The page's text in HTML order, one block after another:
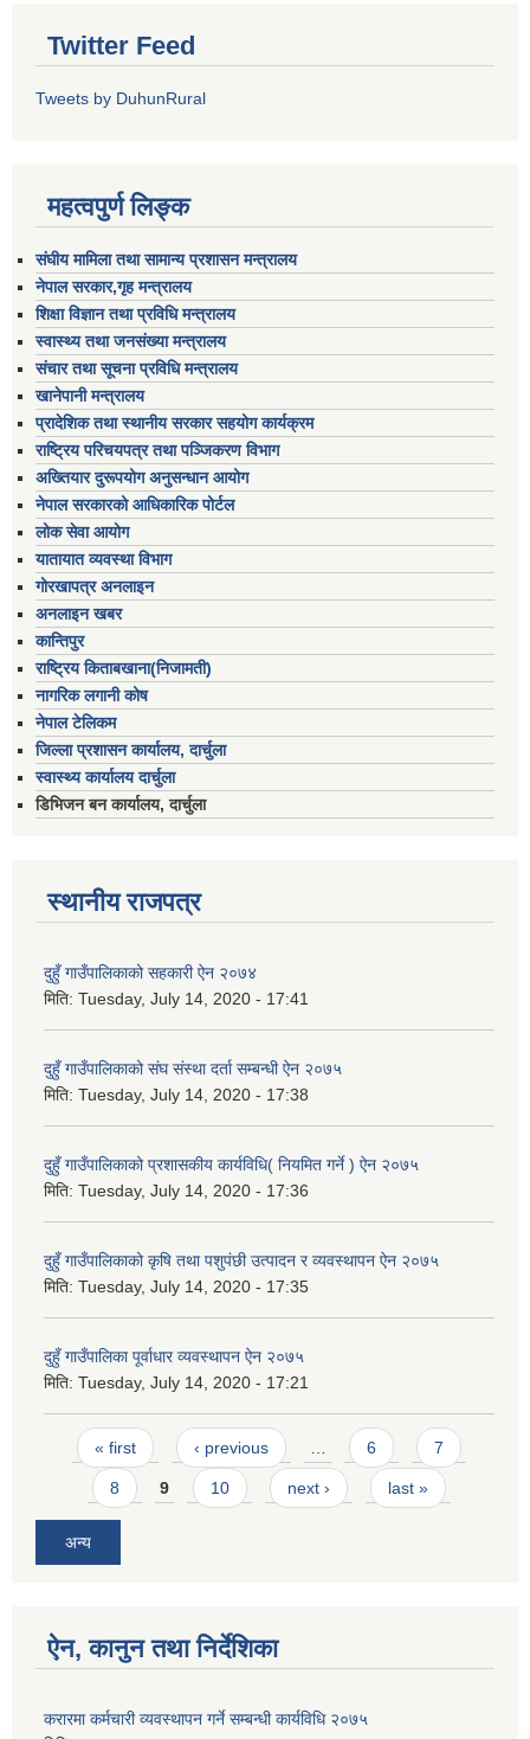
Twitter Feed
Tweets by DuhunRural
महत्वपुर्ण लिङ्क
संघीय मामिला तथा सामान्य प्रशासन मन्त्रालय
नेपाल सरकार,गृह मन्त्रालय
शिक्षा विज्ञान तथा प्रविधि मन्त्रालय
स्वास्थ्य तथा जनसंख्या मन्त्रालय
संचार तथा सूचना प्रविधि मन्त्रालय
खानेपानी मन्त्रालय
प्रादेशिक तथा स्थानीय सरकार सहयोग कार्यक्रम
राष्ट्रिय परिचयपत्र तथा पञ्जिकरण विभाग
अख्तियार दुरूपयोग अनुसन्धान आयोग
नेपाल सरकारको आधिकारिक पोर्टल
लोक सेवा आयोग
यातायात व्यवस्था विभाग
गोरखापत्र अनलाइन
अनलाइन खबर
कान्तिपुर
राष्ट्रिय किताबखाना(निजामती)
नागरिक लगानी कोष
नेपाल टेलिकम
जिल्ला प्रशासन कार्यालय, दार्चुला
स्वास्थ्य कार्यालय दार्चुला
डिभिजन बन कार्यालय, दार्चुला
स्थानीय राजपत्र
दुहुँ गाउँपालिकाको सहकारी ऐन २०७४
मिति: Tuesday, July 14, 2020 - 17:41
दुहुँ गाउँपालिकाको संघ संस्था दर्ता सम्बन्धी ऐन २०७५
मिति: Tuesday, July 14, 2020 - 17:38
दुहुँ गाउँपालिकाको प्रशासकीय कार्यविधि( नियमित गर्ने ) ऐन २०७५
मिति: Tuesday, July 14, 2020 - 17:36
दुहुँ गाउँपालिकाको कृषि तथा पशुपंछी उत्पादन र व्यवस्थापन ऐन २०७५
मिति: Tuesday, July 14, 2020 - 17:35
दुहुँ गाउँपालिका पूर्वाधार व्यवस्थापन ऐन २०७५
मिति: Tuesday, July 14, 2020 - 17:21
Pages
« first ‹ previous 6 7
8 9 10 next › last »
अन्य
ऐन, कानुन तथा निर्देशिका
करारमा कर्मचारी व्यवस्थापन गर्ने सम्बन्धी कार्यविधि २०७५